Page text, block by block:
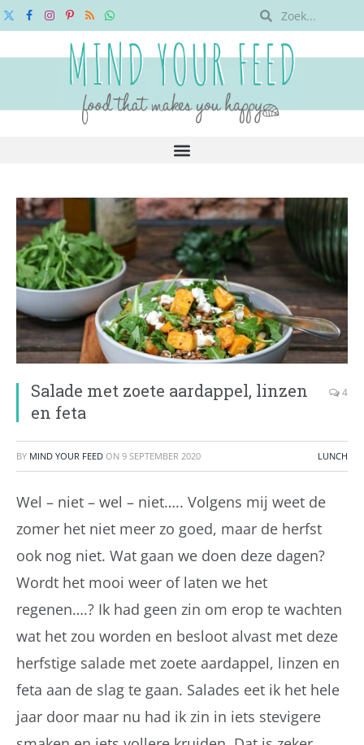
X
FacebookInstagram
Pinterest
RSSWhatsApp
Salade met zoete aardappel, linzen
en feta
4
BY MIND YOUR FEED ON 9 SEPTEMBER 2020 LUNCH
Wel – niet – wel – niet….. Volgens mij weet de
zomer het niet meer zo goed, maar de herfst
ook nog niet. Wat gaan we doen deze dagen?
Wordt het mooi weer of laten we het
regenen….? Ik had geen zin om erop te wachten
wat het zou worden en besloot alvast met deze
herfstige salade met zoete aardappel, linzen en
feta aan de slag te gaan. Salades eet ik het hele
jaar door maar nu had ik zin in iets stevigere